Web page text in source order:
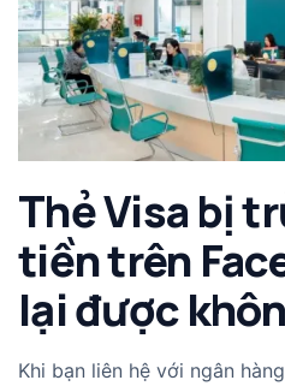
Thẻ Visa bị
tiền trên
lại được
Khi bạn liên hệ với ngân